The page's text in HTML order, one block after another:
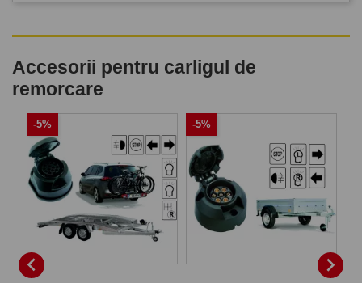
Accesorii pentru carligul de
remorcare

-5% -5%
